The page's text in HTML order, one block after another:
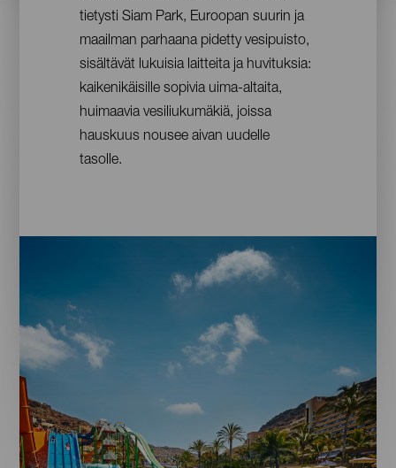
tietysti Siam Park, Euroopan suurin ja
maailman parhaana pidetty vesipuisto,
sisältävät lukuisia laitteita ja huvituksia:
kaikenikäisille sopivia uima-altaita,
huimaavia vesiliukumäkiä, joissa
hauskuus nousee aivan uudelle
tasolle.